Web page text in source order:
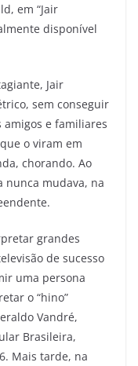
em “Jair
disponível
Jair
sem conseguir
amigos e familiares
o viram em
chorando. Ao
nunca mudava, na
grandes
de sucesso
uma persona
o “hino”
Vandré,
Brasileira,
Mais tarde, na